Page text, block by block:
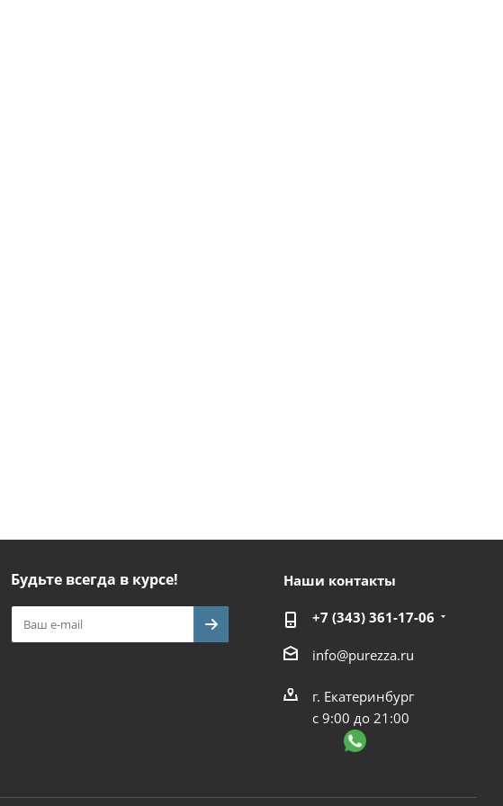
Будьте всегда в курсе! Наши контакты
+7 (343) 361-17-06
info@purezza.ru
г. Екатеринбург
с 9:00 до 21:00